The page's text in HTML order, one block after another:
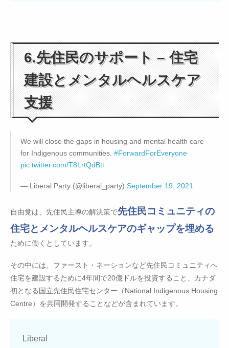
6.先住民のサポート – 住宅
建設とメンタルヘルスケア
支援
We will close the gaps in housing and mental health care
for Indigenous communities. #ForwardForEveryone
pic.twitter.com/T8LrtQdBtt
— Liberal Party (@liberal_party) September 19, 2021
自由党は、先住民主導の解決策で先住民コミュニティの
住宅とメンタルヘルスケアのギャップを埋める
ために働くとしています。
その中には、ファースト・ネーションなど先住民コミュニティへ
住宅を建設するために4年間で20億ドルを投資すること、カナダ
初となる国立先住民住宅センター（National Indigenous Housing
Centre）を共同開発することなどが含まれています。
Liberal